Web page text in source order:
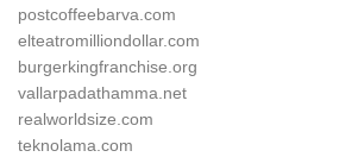
postcoffeebarva.com
elteatromilliondollar.com
burgerkingfranchise.org
vallarpadathamma.net
realworldsize.com
teknolama.com